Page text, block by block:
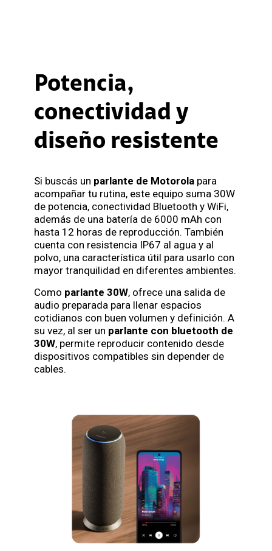
Potencia,
conectividad y
diseño resistente
Si buscás un parlante de Motorola para
acompañar tu rutina, este equipo suma 30W
de potencia, conectividad Bluetooth y WiFi,
además de una batería de 6000 mAh con
hasta 12 horas de reproducción. También
cuenta con resistencia IP67 al agua y al
polvo, una característica útil para usarlo con
mayor tranquilidad en diferentes ambientes.
Como parlante 30W, ofrece una salida de
audio preparada para llenar espacios
cotidianos con buen volumen y definición. A
su vez, al ser un parlante con bluetooth de
30W, permite reproducir contenido desde
dispositivos compatibles sin depender de
cables.